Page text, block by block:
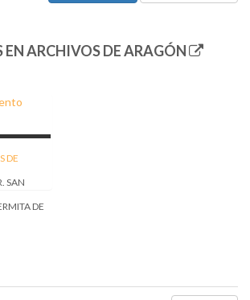
ARCHIVOS DE ARAGÓN
DE
SAN
DE